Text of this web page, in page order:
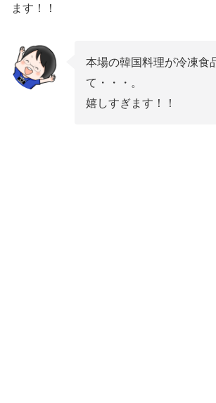
ます！！
本場の韓国料理が冷凍食
て・・・。
嬉しすぎます！！